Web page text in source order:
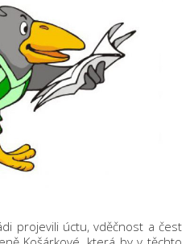
projevili úctu, vděčnost a čest